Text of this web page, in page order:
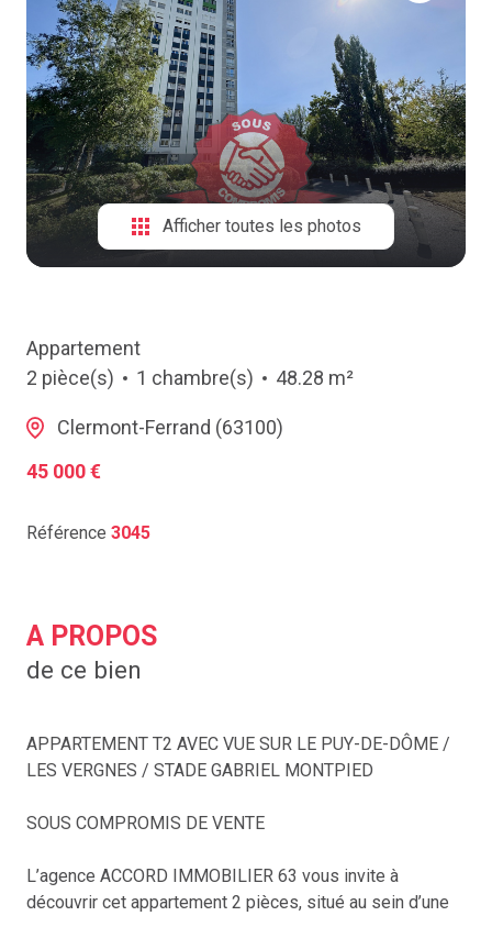
AGENCE
CONTACT
Afficher toutes les photos
Appartement
2 pièce(s)
1 chambre(s) 48.28 m²
Clermont-Ferrand (63100)
45 000 €
Référence 3045
A PROPOS
de ce bien
APPARTEMENT T2 AVEC VUE SUR LE PUY-DE-DÔME /
LES VERGNES / STADE GABRIEL MONTPIED
SOUS COMPROMIS DE VENTE
L’agence ACCORD IMMOBILIER 63 vous invite à
découvrir cet appartement 2 pièces, situé au sein d’une